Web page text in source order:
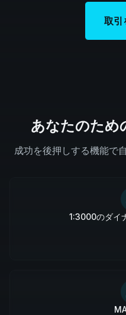
取引
あなたのため
成功を後押しする機能で
1:3000のダイ